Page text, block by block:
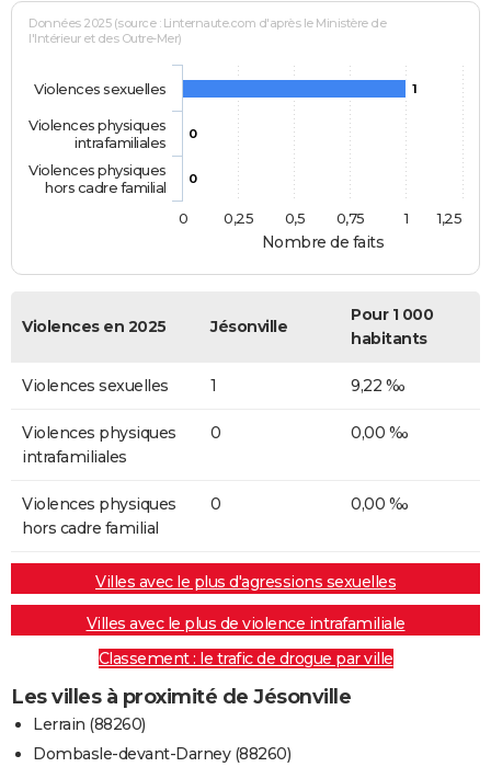
Nombre de faits
Données 2025 (source : Linternaute.com d'après le Ministère de
l'Intérieur et des Outre-Mer)
1
0
0
Violences sexuelles
Violences physiques
intrafamiliales
Violences physiques
hors cadre familial
0
1
0,25 0,5 0,75 1,25
Violences en 2025 Jésonville
Pour 1 000
habitants
Violences sexuelles 1 9,22 ‰
Violences physiques
intrafamiliales
0 0,00 ‰
Violences physiques
hors cadre familial
0 0,00 ‰
Villes avec le plus d'agressions sexuelles
Villes avec le plus de violence intrafamiliale
Classement : le trafic de drogue par ville
Les villes à proximité de Jésonville
Lerrain (88260)
Dombasle-devant-Darney (88260)